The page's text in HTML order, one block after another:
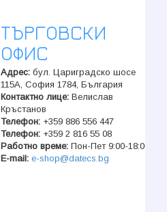
ТЪРГОВСКИ
ОФИС
Адрес: бул. Цариградско шосе
115A, София 1784, България
Контактно лице: Велислав
Кръстанов
Телeфон: +359 886 556 447
Телeфон: +359 2 816 55 08
Работно време: Пон-Пет 9:00-18:00
E-mail: e-shop@datecs.bg